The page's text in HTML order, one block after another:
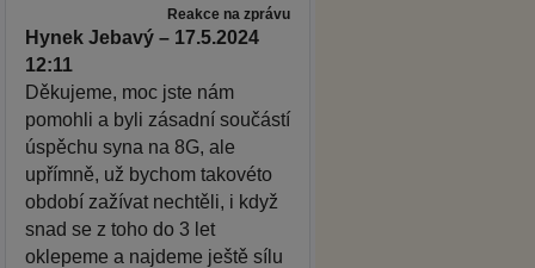
Reakce na zprávu
Hynek Jebavý – 17.5.2024
12:11
Děkujeme, moc jste nám
pomohli a byli zásadní součástí
úspěchu syna na 8G, ale
upřímně, už bychom takovéto
období zažívat nechtěli, i když
snad se z toho do 3 let
oklepeme a najdeme ještě sílu